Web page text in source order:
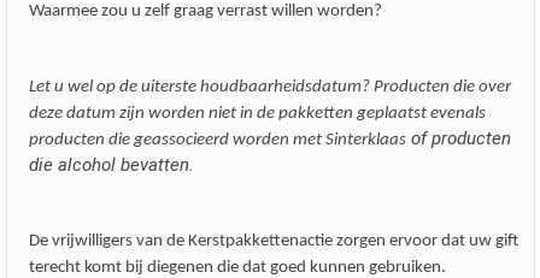
Waarmee zou u zelf graag verrast willen worden?
Let u wel op de uiterste houdbaarheidsdatum? Producten die over
deze datum zijn worden niet in de pakketten geplaatst evenals
producten die geassocieerd worden met Sinterklaas of producten
die alcohol bevatten.
De vrijwilligers van de Kerstpakkettenactie zorgen ervoor dat uw gift
terecht komt bij diegenen die dat goed kunnen gebruiken.